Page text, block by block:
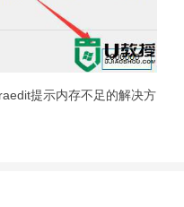
提示内存不足的解决方